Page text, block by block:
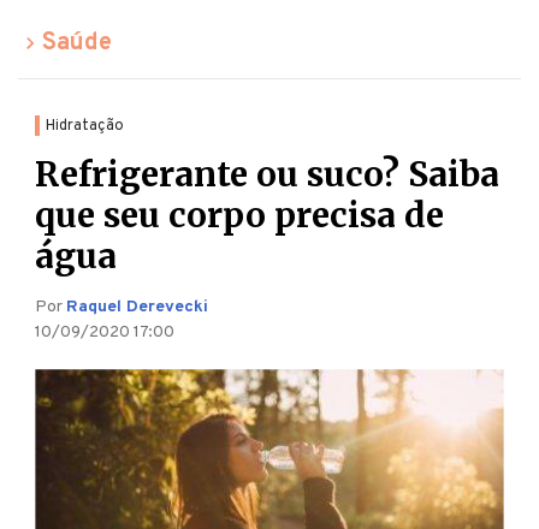
Saúde
Hidratação
Refrigerante ou suco? Saiba
que seu corpo precisa de
água
Por Raquel Derevecki
10/09/2020 17:00